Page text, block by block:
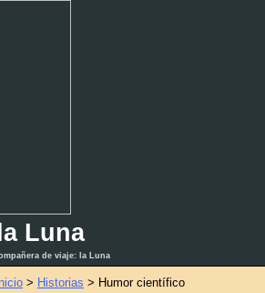
Luna
de viaje: la Luna
> Historias > Humor científico